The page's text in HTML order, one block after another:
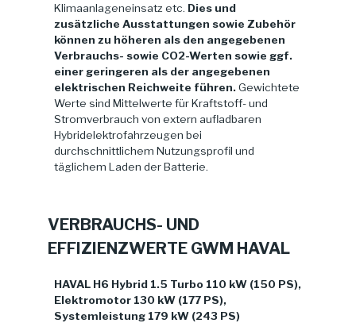
Klimaanlageneinsatz etc. Dies und
zusätzliche Ausstattungen sowie Zubehör
können zu höheren als den angegebenen
Verbrauchs- sowie CO2-Werten sowie ggf.
einer geringeren als der angegebenen
elektrischen Reichweite führen.Gewichtete
Werte sind Mittelwerte für Kraftstoff- und
Stromverbrauch von extern aufladbaren
Hybridelektrofahrzeugen bei
durchschnittlichem Nutzungsprofil und
täglichem Laden der Batterie.
VERBRAUCHS- UND
EFFIZIENZWERTE GWM HAVAL
HAVAL H6 Hybrid 1.5 Turbo 110 kW (150 PS),
Elektromotor 130 kW (177 PS),
Systemleistung 179 kW (243 PS)